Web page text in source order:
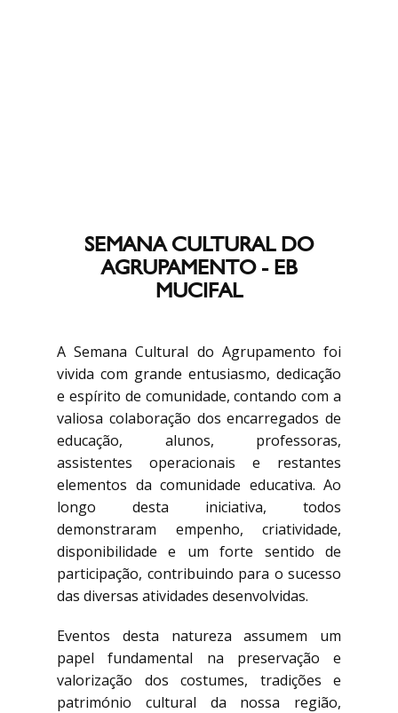
SEMANA CULTURAL DO
AGRUPAMENTO - EB
MUCIFAL
A Semana Cultural do Agrupamento foi
vivida com grande entusiasmo, dedicação
e espírito de comunidade, contando com a
valiosa colaboração dos encarregados de
educação, alunos, professoras,
assistentes operacionais e restantes
elementos da comunidade educativa. Ao
longo desta iniciativa, todos
demonstraram empenho, criatividade,
disponibilidade e um forte sentido de
participação, contribuindo para o sucesso
das diversas atividades desenvolvidas.
Eventos desta natureza assumem um
papel fundamental na preservação e
valorização dos costumes, tradições e
património cultural da nossa região,